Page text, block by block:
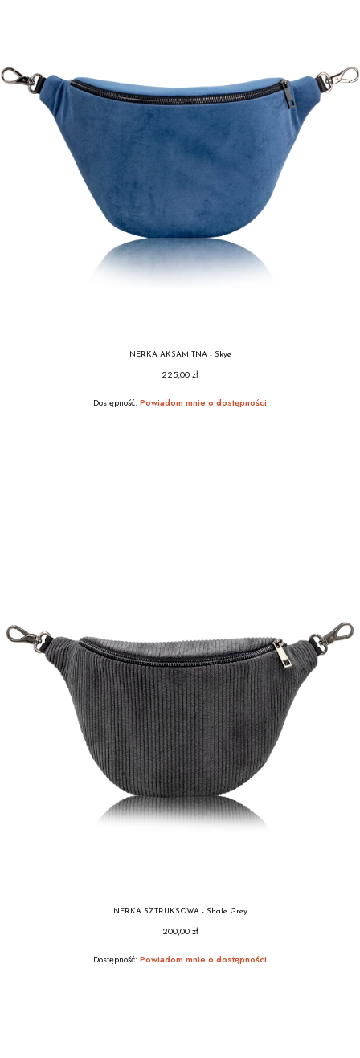
NERKA AKSAMITNA - Skye
Cena
225,00 zł
Dostępność: Powiadom mnie o dostępności
NERKA SZTRUKSOWA - Shale Grey
Cena
200,00 zł
Dostępność: Powiadom mnie o dostępności